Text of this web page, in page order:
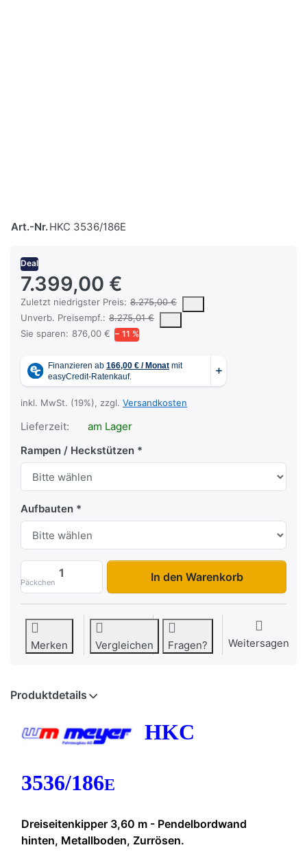
Art.-Nr.HKC 3536/186E
Deal
7.399,00 €
Zuletzt niedrigster Preis: 8.275,00 €
Es handelt sich um den niedrigsten Preis des Produktes in den
Unverb. Preisempf.: 8.275,01 €
Die UVP ist der vorgeschlagene oder empfohlene Verkaufspreis
Sie sparen: 876,00 € − 11 %
inkl. MwSt. (19%), zzgl. Versandkosten
Lieferzeit:
am Lager
Rampen / Heckstützen
Aufbauten
Päckchen
HKC 3536/186E zu 7.399,00 €, Menge 1.
In den Warenkorb
Merken Vergleichen Fragen? Weitersagen
Produktdetails
HKC
3536/186E
Dreiseitenkipper 3,60 m - Pendelbordwand
hinten, Metallboden, Zurrösen.